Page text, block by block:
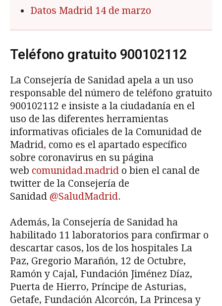
Datos Madrid 14 de marzo
Teléfono gratuito 900102112
La Consejería de Sanidad apela a un uso
responsable del número de teléfono gratuito
900102112 e insiste a la ciudadanía en el
uso de las diferentes herramientas
informativas oficiales de la Comunidad de
Madrid, como es el apartado específico
sobre coronavirus en su página
web comunidad.madrid o bien el canal de
twitter de la Consejería de
Sanidad @SaludMadrid.
Además, la Consejería de Sanidad ha
habilitado 11 laboratorios para confirmar o
descartar casos, los de los hospitales La
Paz, Gregorio Marañón, 12 de Octubre,
Ramón y Cajal, Fundación Jiménez Díaz,
Puerta de Hierro, Príncipe de Asturias,
Getafe, Fundación Alcorcón, La Princesa y